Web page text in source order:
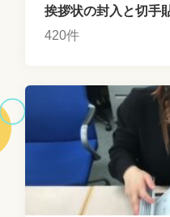
挨拶状の封入と切手
420件